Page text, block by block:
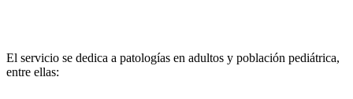
El servicio se dedica a patologías en adultos y población pediátrica,
entre ellas: